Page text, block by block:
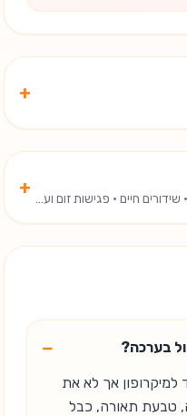
+
ולוגרים ויוצרי תוכן · פודקאסטרים · שידורים חיים · פגישות זום ועבודה
+
בערכה? −
אך לא את
טבעת תאורה, כבל